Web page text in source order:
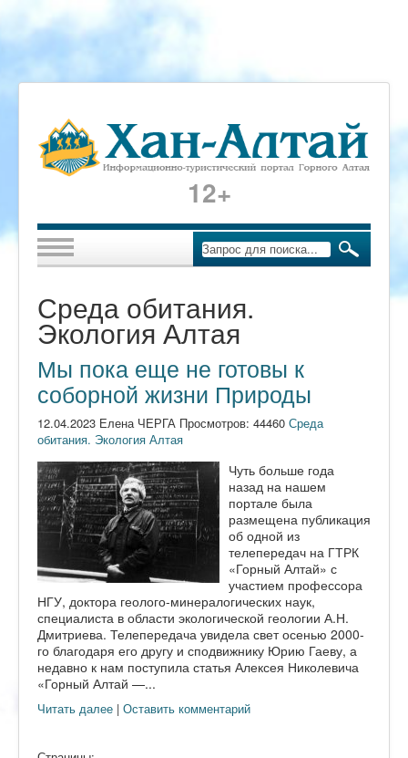
12+
Среда обитания.
Экология Алтая
Мы пока еще не готовы к
соборной жизни Природы
12.04.2023 Елена ЧЕРГА Просмотров: 44460 Среда
обитания. Экология Алтая
Чуть больше года
назад на нашем
портале была
размещена публикация
об одной из
телепередач на ГТРК
«Горный Алтай» с
участием профессора
НГУ, доктора геолого-минералогических наук,
специалиста в области экологической геологии А.Н.
Дмитриева. Телепередача увидела свет осенью 2000-
го благодаря его другу и сподвижнику Юрию Гаеву, а
недавно к нам поступила статья Алексея Николевича
«Горный Алтай —...
Читать далее | Оставить комментарий